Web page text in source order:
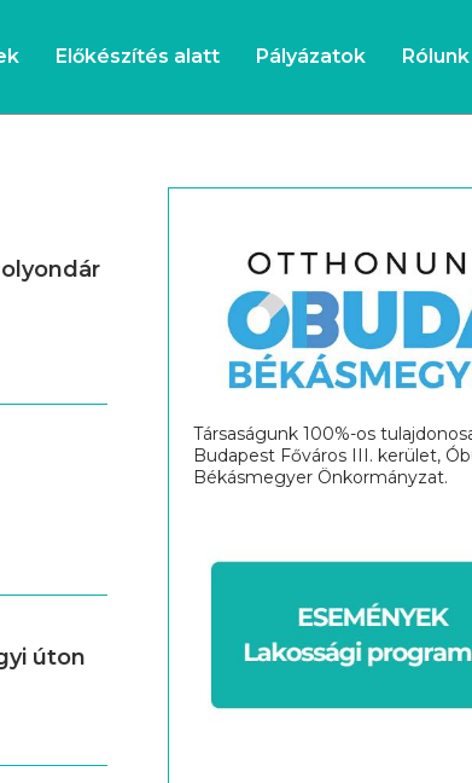
Előkészítés alatt Pályázatok Rólunk
úton
Társaságunk 100%-os
Budapest Főváros III. kerület,
Békásmegyer Önkormányzat.